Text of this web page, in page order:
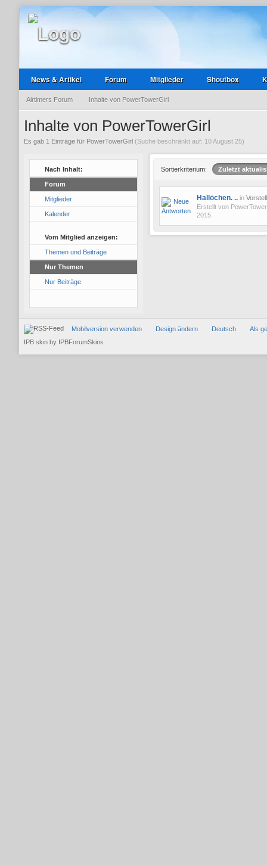
News & Artikel Forum Mitglieder Shoutbox
Airtimers Forum Inhalte von PowerTowerGirl
Inhalte von PowerTowerGirl
Es gab 1 Einträge für PowerTowerGirl (Suche beschränkt auf: 10 August 25)
Nach Inhalt:
Forum
Mitglieder
Kalender
Vom Mitglied anzeigen:
Themen und Beiträge
Nur Themen
Nur Beiträge
Sortierkriterium: Zuletzt
Hallöchen. .. in
Erstellt von
2015
Mobilversion verwenden Design ändern Deutsch
Als
IPB skin by IPBForumSkins